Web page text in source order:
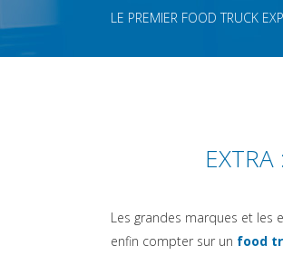
LE PREMIER FOOD TRUCK
Les grandes marques et les
enfin compter sur un food